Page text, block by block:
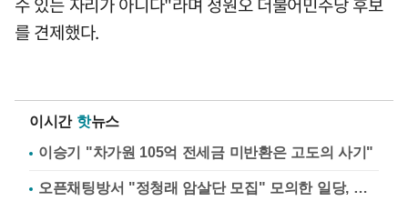
를 견제했다.
이시간 핫뉴스
이승기 "차가원 105억 전세금 미반환은 고도의 사기"
오픈채팅방서 "정청래 암살단 모집" 모의한 일당, 불구속 송치